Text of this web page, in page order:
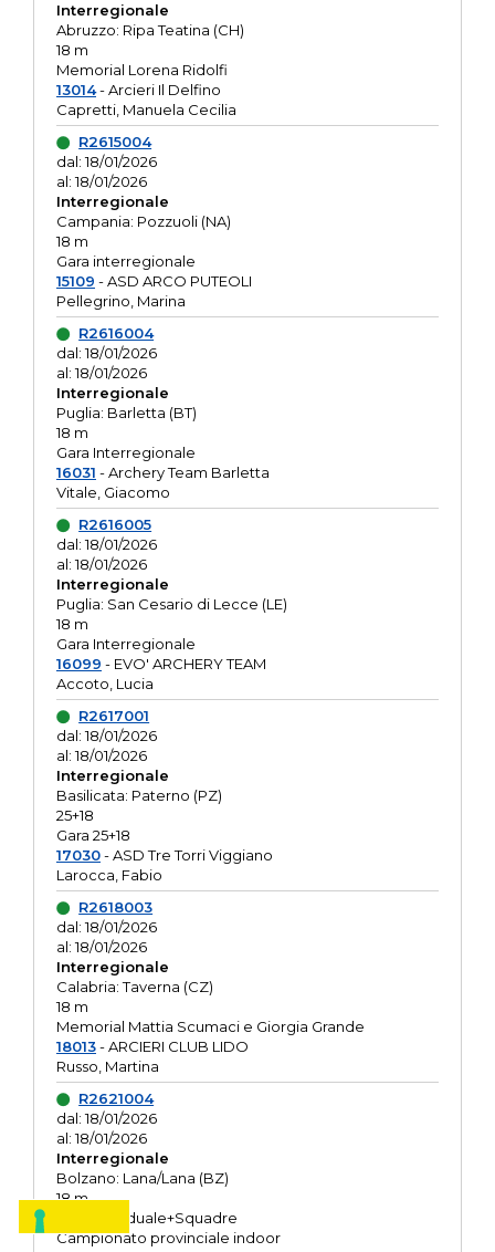
Interregionale
Abruzzo: Ripa Teatina (CH)
18 m
Memorial Lorena Ridolfi
13014- Arcieri Il Delfino
Capretti, Manuela Cecilia
R2615004
dal: 18/01/2026
al: 18/01/2026
Interregionale
Campania: Pozzuoli (NA)
18 m
Gara interregionale
15109 - ASD ARCO PUTEOLI
Pellegrino, Marina
R2616004
dal: 18/01/2026
al: 18/01/2026
Interregionale
Puglia: Barletta (BT)
18 m
Gara Interregionale
16031 - Archery Team Barletta
Vitale, Giacomo
R2616005
dal: 18/01/2026
al: 18/01/2026
Interregionale
Puglia: San Cesario di Lecce (LE)
18 m
Gara Interregionale
16099 - EVO' ARCHERY TEAM
Accoto, Lucia
R2617001
dal: 18/01/2026
al: 18/01/2026
Interregionale
Basilicata: Paterno (PZ)
25+18
Gara 25+18
17030- ASD Tre Torri Viggiano
Larocca, Fabio
R2618003
dal: 18/01/2026
al: 18/01/2026
Interregionale
Calabria: Taverna (CZ)
18 m
Memorial Mattia Scumaci e Giorgia Grande
18013- ARCIERI CLUB LIDO
Russo, Martina
R2621004
dal: 18/01/2026
al: 18/01/2026
Interregionale
Bolzano: Lana/Lana (BZ)
18 m
O.R. Individuale+Squadre
Campionato provinciale indoor